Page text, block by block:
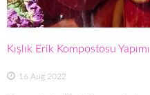
Kışlık Erik Kompostosu Yapımı
16 Aug 2022